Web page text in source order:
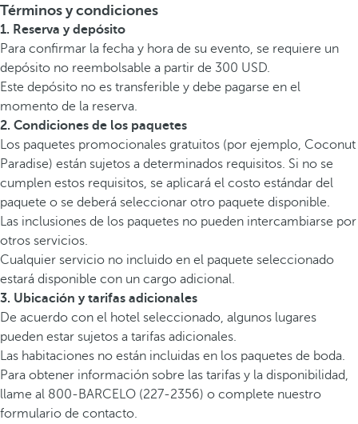
Términos y condiciones
1. Reserva y depósito
Para confirmar la fecha y hora de su evento, se requiere un
depósito no reembolsable a partir de 300 USD.
Este depósito no es transferible y debe pagarse en el
momento de la reserva.
2. Condiciones de los paquetes
Los paquetes promocionales gratuitos (por ejemplo, Coconut
Paradise) están sujetos a determinados requisitos. Si no se
cumplen estos requisitos, se aplicará el costo estándar del
paquete o se deberá seleccionar otro paquete disponible.
Las inclusiones de los paquetes no pueden intercambiarse por
otros servicios.
Cualquier servicio no incluido en el paquete seleccionado
estará disponible con un cargo adicional.
3. Ubicación y tarifas adicionales
De acuerdo con el hotel seleccionado, algunos lugares
pueden estar sujetos a tarifas adicionales.
Las habitaciones no están incluidas en los paquetes de boda.
Para obtener información sobre las tarifas y la disponibilidad,
llame al 800-BARCELO (227-2356) o complete nuestro
formulario de contacto.